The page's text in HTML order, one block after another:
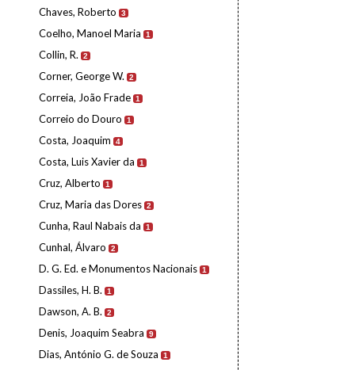
Chaves, Roberto 3
Coelho, Manoel Maria 1
Collin, R. 2
Corner, George W. 2
Correia, João Frade 1
Correio do Douro 1
Costa, Joaquim 4
Costa, Luis Xavier da 1
Cruz, Alberto 1
Cruz, Maria das Dores 2
Cunha, Raul Nabais da 1
Cunhal, Álvaro 2
D. G. Ed. e Monumentos Nacionais 1
Dassiles, H. B. 1
Dawson, A. B. 2
Denis, Joaquim Seabra 9
Dias, António G. de Souza 1